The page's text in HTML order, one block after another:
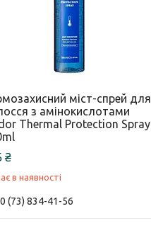
міст-спрей для
з амінокислотами
Thermal Protection Spray
₴
в наявності
(73) 834-41-56